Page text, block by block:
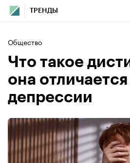
ТРЕНДЫ
Общество
Что такое
она отличается
депрессии